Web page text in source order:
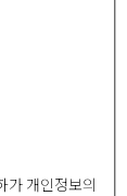
가 개인정보의